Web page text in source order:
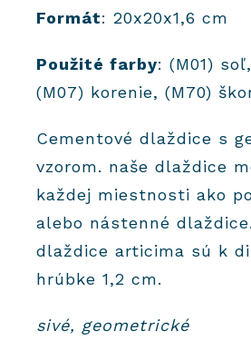
Formát: 20x20x1,6 cm
Použité farby: (M01)
(M07) korenie, (M70)
Cementové dlaždice s
vzorom. naše dlaždice
každej miestnosti ako
alebo nástenné
dlaždice articima sú k
hrúbke 1,2 cm.
sivé, geometrické